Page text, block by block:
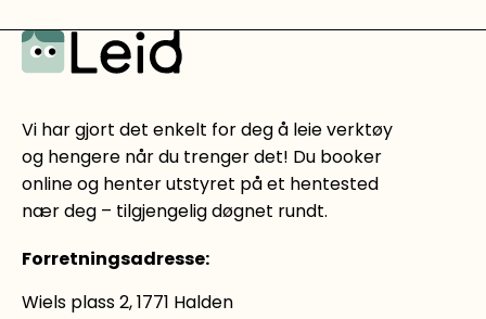
Vi har gjort det enkelt for deg å leie verktøy
og hengere når du trenger det! Du booker
online og henter utstyret på et hentested
nær deg – tilgjengelig døgnet rundt.
Forretningsadresse:
Wiels plass 2, 1771 Halden